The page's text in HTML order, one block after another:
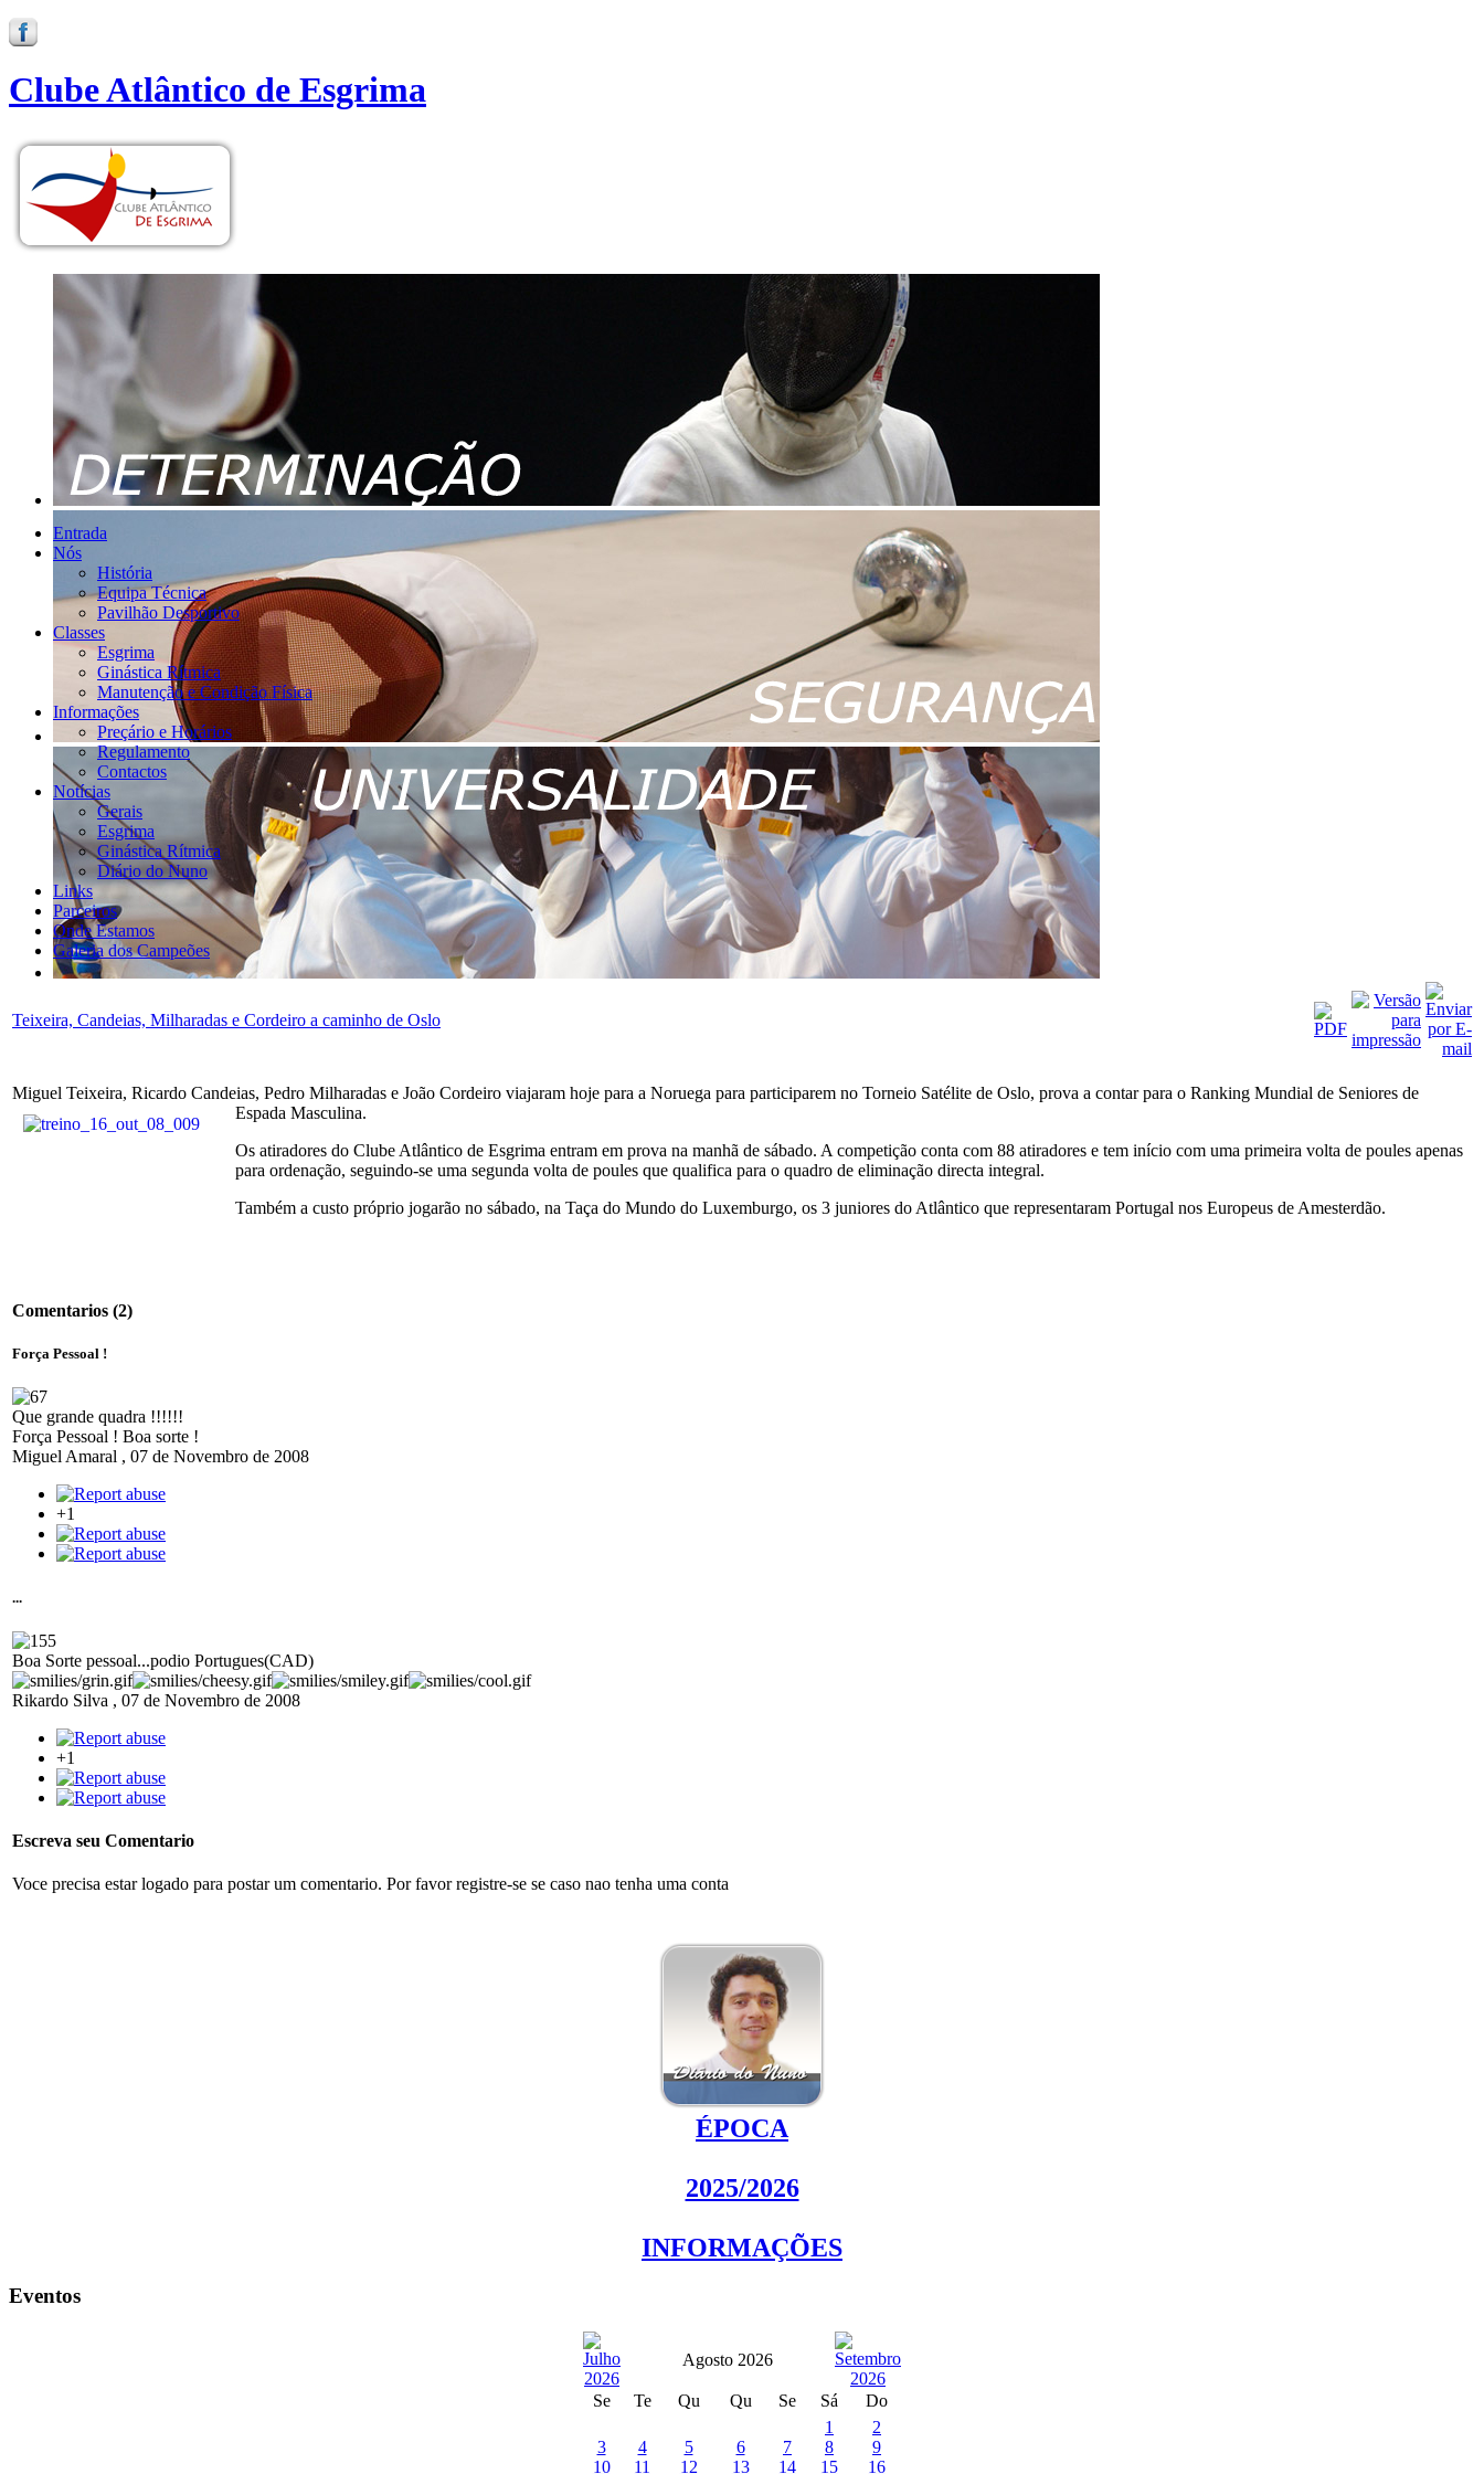
Clube Atlântico de Esgrima
Entrada
Nós
História
Equipa Técnica
Pavilhão Desportivo
Classes
Esgrima
Ginástica Rítmica
Manutenção e Condição Física
Informações
Preçário e Horários
Regulamento
Contactos
Notícias
Gerais
Esgrima
Ginástica Rítmica
Diário do Nuno
Links
Parceiros
Onde Estamos
Galeria dos Campeões
Teixeira, Candeias, Milharadas e Cordeiro a caminho de Oslo
Miguel Teixeira, Ricardo Candeias, Pedro Milharadas e João Cordeiro viajaram hoje para a Noruega para participarem no Torneio Satélite de Oslo, prova a contar para o Ranking Mundial de Seniores de
Espada Masculina.
Os atiradores do Clube Atlântico de Esgrima entram em prova na manhã de sábado. A competição conta com 88 atiradores e tem início com uma primeira volta de poules apenas
para ordenação, seguindo-se uma segunda volta de poules que qualifica para o quadro de eliminação directa integral.
Também a custo próprio jogarão no sábado, na Taça do Mundo do Luxemburgo, os 3 juniores do Atlântico que representaram Portugal nos Europeus de Amesterdão.
Comentarios (2)
Força Pessoal !
Que grande quadra !!!!!!
Força Pessoal ! Boa sorte !
Miguel Amaral , 07 de Novembro de 2008
+1
...
Boa Sorte pessoal...podio Portugues(CAD)
Rikardo Silva , 07 de Novembro de 2008
+1
Escreva seu Comentario
Voce precisa estar logado para postar um comentario. Por favor registre-se se caso nao tenha uma conta
ÉPOCA
2025/2026
INFORMAÇÕES
Eventos
Agosto 2026
Se Te Qu Qu Se Sá
Do
1
2
3
4 5 6 7 8
9
10
11 12 13 14 15
16